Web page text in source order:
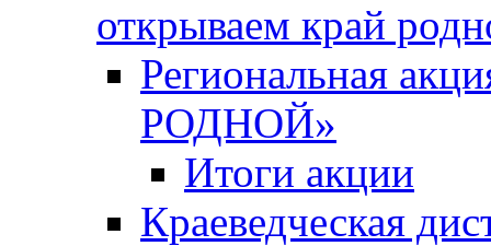
открываем край
Региональная
РОДНОЙ»
Итоги акции
Краеведческая